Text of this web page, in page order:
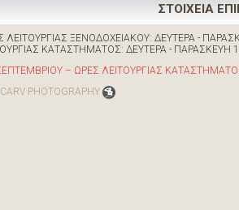
ΣΤΟΙΧΕΙΑ
ΛΕΙΤΟΥΡΓΙΑΣ ΞΕΝΟΔΟΧΕΙΑΚΟΥ: ΔΕΥΤΕΡΑ -
ΚΑΤΑΣΤΗΜΑΤΟΣ: ΔΕΥΤΕΡΑ - ΠΑΡΑΣΚΕΥΗ
– ΩΡΕΣ ΛΕΙΤΟΥΡΓΙΑΣ
CARV PHOTOGRAPHY